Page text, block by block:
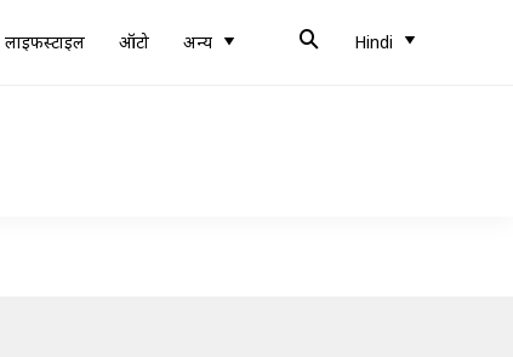
लाइफस्टाइल ऑटो अन्य Hindi